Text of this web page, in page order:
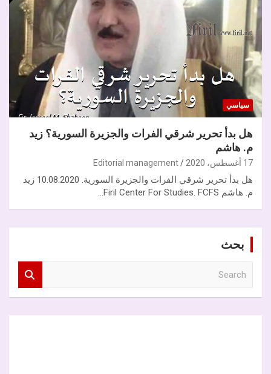
سياسي
هل بدأ تحرير شرقي الفرات والجزيرة السورية؟ زيد
م. هاشم
17 أغسطس، 2020 Editorial management
هل بدأ تحرير شرقي الفرات والجزيرة السورية. 10.08.2020 زيد
م. هاشم Firil Center For Studies. FCFS…
بحث